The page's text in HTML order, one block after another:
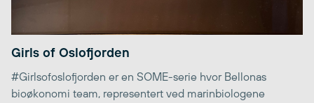
Girls of Oslofjorden
#Girlsofoslofjorden er en SOME-serie hvor Bellonas
bioøkonomi team, representert ved marinbiologene